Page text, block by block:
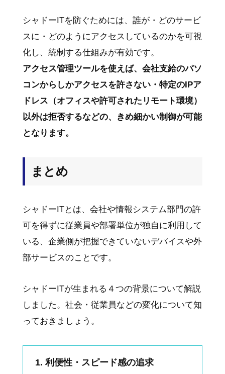
シャドーITを防ぐためには、誰が・どのサービ
スに・どのようにアクセスしているのかを可視
化し、統制する仕組みが有効です。
アクセス管理ツールを使えば、会社支給のパソ
コンからしかアクセスを許さない・特定のIPア
ドレス（オフィスや許可されたリモート環境）
以外は拒否するなどの、きめ細かい制御が可能
となります。
まとめ
シャドーITとは、会社や情報システム部門の許
可を得ずに従業員や部署単位が独自に利用して
いる、企業側が把握できていないデバイスや外
部サービスのことです。
シャドーITが生まれる４つの背景について解説
しました。社会・従業員などの変化について知
っておきましょう。
利便性・スピード感の追求